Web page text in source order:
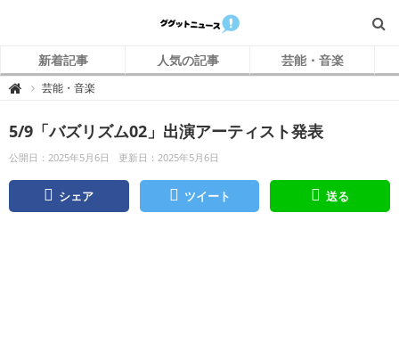
新着記事 人気の記事 芸能・音楽
 グ
ニ
ュ
ー
ス
芸能・音楽
5/9「バズリズム02」出演アーティスト発表
公開日：2025年5月6日 更新日：2025年5月6日
シェア ツイート 送る